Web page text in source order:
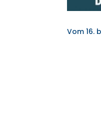
Vom 16.